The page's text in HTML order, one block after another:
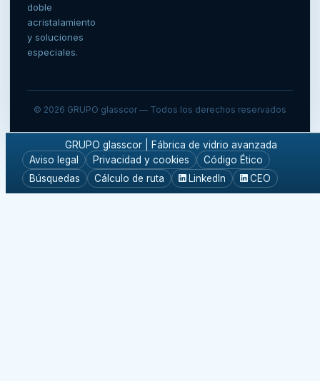
doble
acristalamiento
y soluciones
especiales.
© 2026 GRUPO glasscor — Todos los derechos reservados
GRUPO glasscor | Fábrica de vidrio avanzada
Aviso legal
Privacidad y cookies
Código Ético
Búsquedas
Cálculo de ruta LinkedIn CEO